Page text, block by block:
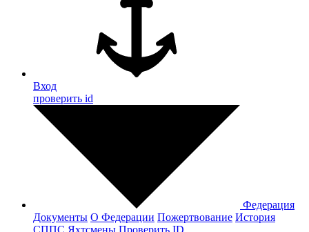
Вход
проверить id
Федерация
Документы О Федерации Пожертвование История
СППС Яхтсмены Проверить ID